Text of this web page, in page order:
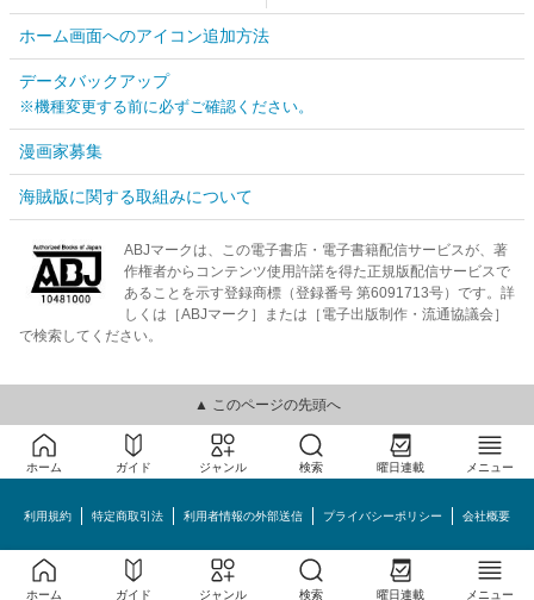
ホーム画面へのアイコン追加方法
データバックアップ
※機種変更する前に必ずご確認ください。
漫画家募集
海賊版に関する取組みについて
ABJマークは、この電子書店・電子書籍配信サービスが、著
作権者からコンテンツ使用許諾を得た正規版配信サービスで
あることを示す登録商標（登録番号 第6091713号）です。詳
しくは［ABJマーク］または［電子出版制作・流通協議会］
で検索してください。
▲ このページの先頭へ
ホーム ガイド ジャンル 検索 曜日連載 メニュー
利用規約 特定商取引法 利用者情報の外部送信 プライバシーポリシー 会社概要
めちゃコミック©MechaComic, Inc.
ホーム ガイド ジャンル 検索 曜日連載 メニュー